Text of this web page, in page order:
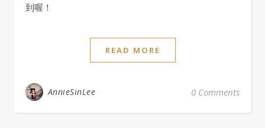
到喔！
READ MORE
AnnieSinLee 0 Comments